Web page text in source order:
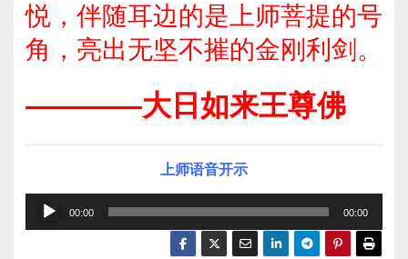
悦，伴随耳边的是上师菩提的号
角，亮出无坚不摧的金刚利剑。
————大日如来王尊佛
上师语音开示
频
00:00 00:00